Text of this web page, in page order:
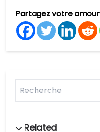
Partagez votre amour